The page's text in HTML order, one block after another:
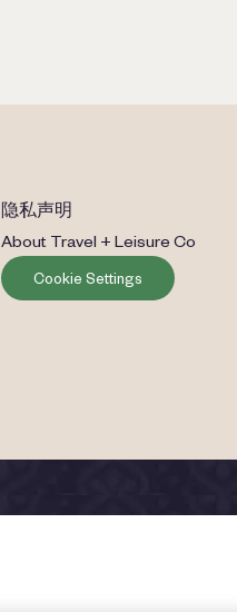
隐私声明
About Travel + Leisure Co
Cookie Settings